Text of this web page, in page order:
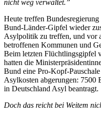
nicht weg verwaltet.”
Heute treffen
Bund-Länder-Gipfel wieder
Asylpolitik zu treffen, und vor
betroffenen Kommunen und
Beim letzten Flüchtlingsgipfel
hatten die
Bund eine Pro-Kopf-
Asylkosten abgerungen: 7500
in Deutschland Asyl beantragt.
Doch das reicht bei Weitem